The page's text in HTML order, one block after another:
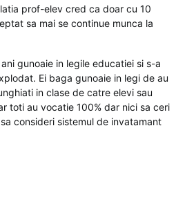
prof-elev cred ca doar cu 10
sa mai se continue munca la
gunoaie in legile educatiei si s-a
Ei baga gunoaie in legi de au
in clase de catre elevi sau
toti au vocatie 100% dar nici sa ceri
consideri sistemul de invatamant